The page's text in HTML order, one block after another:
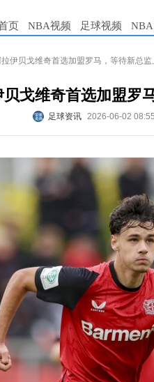
页 NBA视频 足球视频
伊贝戈维奇首选加盟罗马，等待新总监
戈维奇首选加盟罗
足球资讯 2026-06-02